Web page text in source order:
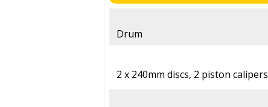
Drum
2 x 240mm discs, 2 piston calipers